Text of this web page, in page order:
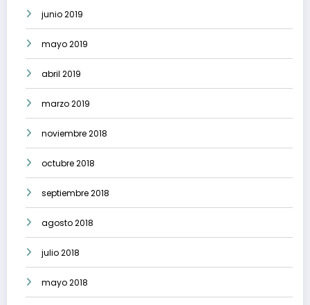
junio 2019
mayo 2019
abril 2019
marzo 2019
noviembre 2018
octubre 2018
septiembre 2018
agosto 2018
julio 2018
mayo 2018